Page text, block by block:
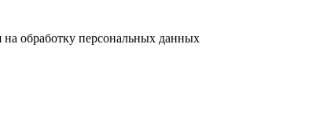
на обработку персональных данных